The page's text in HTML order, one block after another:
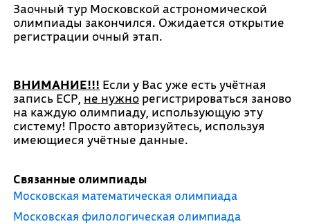
Заочный тур Московской астрономической
олимпиады закончился. Ожидается открытие
регистрации очный этап.
ВНИМАНИЕ!!! Если у Вас уже есть учётная
запись ЕСР, не нужнорегистрироваться заново
на каждую олимпиаду, использующую эту
систему! Просто авторизуйтесь, используя
имеющиеся учётные данные.
Связанные олимпиады
Московская математическая олимпиада
Московская филологическая олимпиада